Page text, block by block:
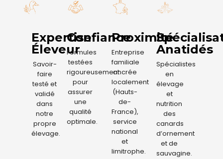
Expertise
Éleveur
Savoir-
faire
testé et
validé
dans
notre
propre
élevage.
Confiance
Formules
testées
rigoureusement
pour
assurer
une
qualité
optimale.
Proximité
Entreprise
familiale
ancrée
localement
(Hauts-
de-
France),
service
national
et
limitrophe.
Anatidés
Spécialistes
en
élevage
et
nutrition
des
canards
d’ornement
et de
sauvagine.